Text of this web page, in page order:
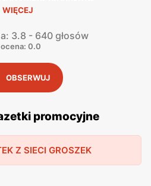
owoce i warzywa, pieczywo,
codziennego użytku. Klienci
oraz częste
zakupach. Jednym z
marketingowej
promocyjne
, specjalne oferty oraz
czemu klienci mogą
dostępne zarówno w formie
WIĘCEJ
3.8 - 640 głosów
0.0
OBSERWUJ
promocyjne
Z SIECI GROSZEK